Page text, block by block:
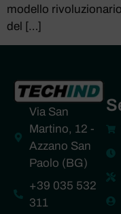
modello
del […]
Via San
Martino, 12 -
Azzano San
Paolo (BG)
+39 035 532
311